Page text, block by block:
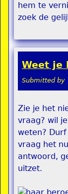
hem te
zoek de
Weet je
Submitted by
Zie je het
vraag? wil
weten?
vraag het
antwoord,
uitzet.